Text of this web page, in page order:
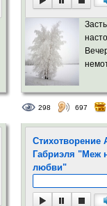
298 697
Стихотворение
Габриэля "Меж
любви"